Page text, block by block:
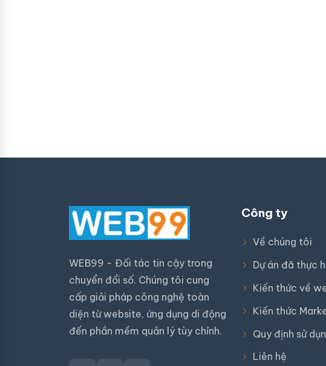
WEB99 - Đối tác tin cậy trong
chuyển đổi số. Chúng tôi cung
cấp giải pháp công nghệ toàn
diện từ website, ứng dụng di động
đến phần mềm quản lý tùy chỉnh.
Công ty
Về chúng tôi
Dự án đã thực
Kiến thức về
Kiến thức
Quy định sử
Liên hệ